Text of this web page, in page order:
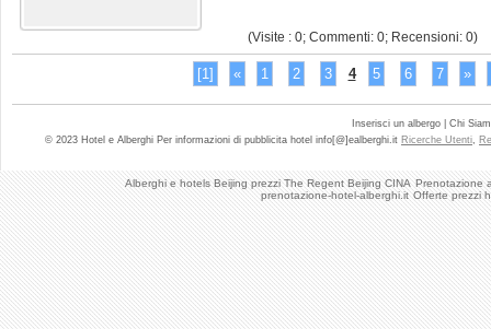
Alberghi e hotels Beijing prezzi The Regent Beijing CINA Prenotazione
prenotazione-hotel-alberghi.it Offerte prezzi
(Visite : 0; Commenti: 0; Recensioni: 0)
[1] « 1 2 3 4 5 6 7 »
Inserisci un albergo | Chi
© 2023 Hotel e Alberghi Per informazioni di pubblicita hotel info[@]ealberghi.it Ricerche Utenti,